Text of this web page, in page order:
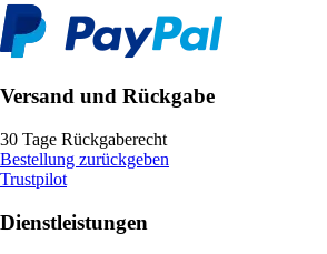
Versand und Rückgabe
30 Tage Rückgaberecht
Bestellung zurückgeben
Trustpilot
Dienstleistungen